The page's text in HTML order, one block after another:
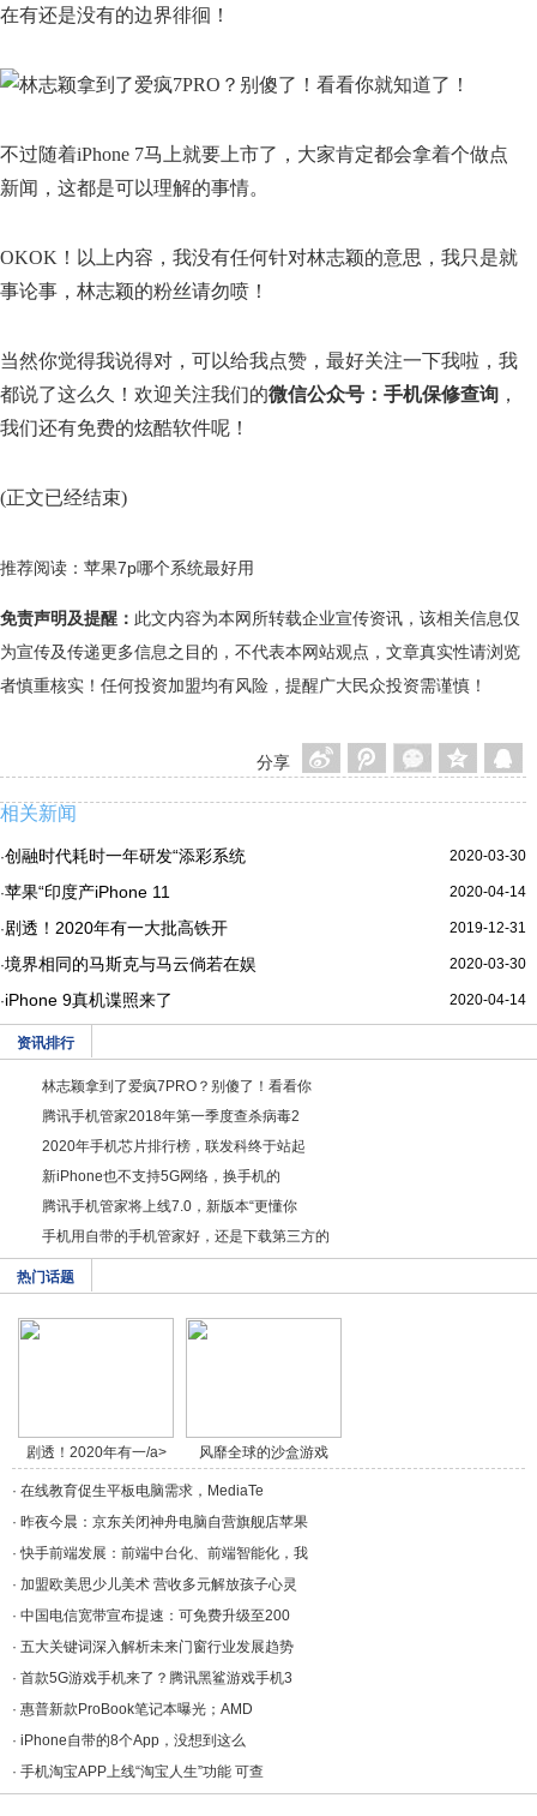
在有还是没有的边界徘徊！
不过随着iPhone 7马上就要上市了，大家肯定都会拿着个做点
新闻，这都是可以理解的事情。
OKOK！以上内容，我没有任何针对林志颖的意思，我只是就
事论事，林志颖的粉丝请勿喷！
当然你觉得我说得对，可以给我点赞，最好关注一下我啦，我
都说了这么久！欢迎关注我们的微信公众号：手机保修查询 ，
我们还有免费的炫酷软件呢！
(正文已经结束)
推荐阅读： 苹果7p哪个系统最好用
免责声明及提醒： 此文内容为本网所转载企业宣传资讯，该相关信息仅
为宣传及传递更多信息之目的，不代表本网站观点，文章真实性请浏览
者慎重核实！任何投资加盟均有风险，提醒广大民众投资需谨慎！
分享
相关新闻
2020-03-30
·创融时代耗时一年研发“添彩系统
2020-04-14
·苹果“印度产iPhone 11
2019-12-31
·剧透！2020年有一大批高铁开
2020-03-30
·境界相同的马斯克与马云倘若在娱
2020-04-14
·iPhone 9真机谍照来了
资讯排行
林志颖拿到了爱疯7PRO？别傻了！看看你
腾讯手机管家2018年第一季度查杀病毒2
2020年手机芯片排行榜，联发科终于站起
新iPhone也不支持5G网络，换手机的
腾讯手机管家将上线7.0，新版本“更懂你
手机用自带的手机管家好，还是下载第三方的
热门话题
剧透！2020年有一/a>
风靡全球的沙盒游戏
《/a>
· 在线教育促生平板电脑需求，MediaTe
· 昨夜今晨：京东关闭神舟电脑自营旗舰店苹果
·快手前端发展：前端中台化、前端智能化，我
· 加盟欧美思少儿美术 营收多元解放孩子心灵
· 中国电信宽带宣布提速：可免费升级至200
· 五大关键词深入解析未来门窗行业发展趋势
· 首款5G游戏手机来了？腾讯黑鲨游戏手机3
· 惠普新款ProBook笔记本曝光；AMD
· iPhone自带的8个App，没想到这么
· 手机淘宝APP上线“淘宝人生”功能 可查